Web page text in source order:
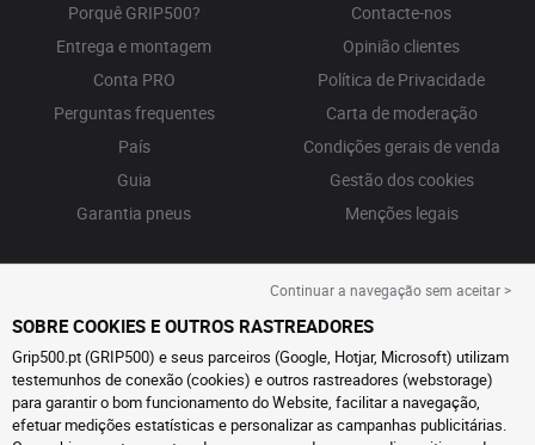
Porquê GRIP500?
Entrega e montagem
Conta PRO
Perguntas frequentes
País
Guia
Garantia pneus
Contacte-nos
Opinião clientes
Política de Privacidade
Carta de moderação
Condições gerais de venda
Gestão dos cookies
Menções legais
Continuar a navegação sem aceitar >
SOBRE COOKIES E OUTROS RASTREADORES
Grip500.pt (GRIP500) e seus parceiros (Google, Hotjar, Microsoft) utilizam
testemunhos de conexão (cookies) e outros rastreadores (webstorage)
para garantir o bom funcionamento do Website, facilitar a navegação,
efetuar medições estatísticas e personalizar as campanhas publicitárias.